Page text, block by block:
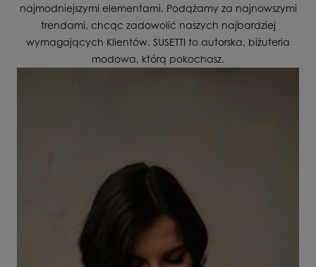
najmodniejszymi elementami. Podążamy za najnowszymi
trendami, chcąc zadowolić naszych najbardziej
wymagających Klientów. SUSETTI to autorska, biżuteria
modowa, którą pokochasz.